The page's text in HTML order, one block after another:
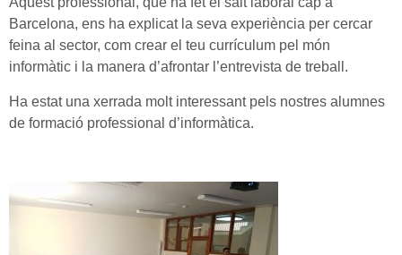
Barcelona, ens ha explicat la seva experiència per cercar
feina al sector, com crear el teu currículum pel món
informàtic i la manera d’afrontar l’entrevista de treball.
Ha estat una xerrada molt interessant pels nostres alumnes
de formació professional d’informàtica.